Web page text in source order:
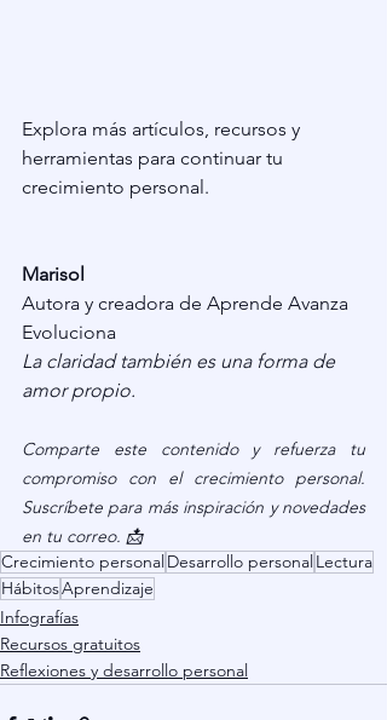
Explora más artículos, recursos y
herramientas para continuar tu
crecimiento personal.
Marisol
Autora y creadora de Aprende Avanza
Evoluciona
La claridad también es una forma de
amor propio.
Comparte este contenido y refuerza tu
compromiso con el crecimiento personal.
Suscríbete para más inspiración y novedades
en tu correo. 📩
Crecimiento personal Desarrollo personal Lectura
HábitosAprendizaje
Infografías
Recursos gratuitos
Reflexiones y desarrollo personal